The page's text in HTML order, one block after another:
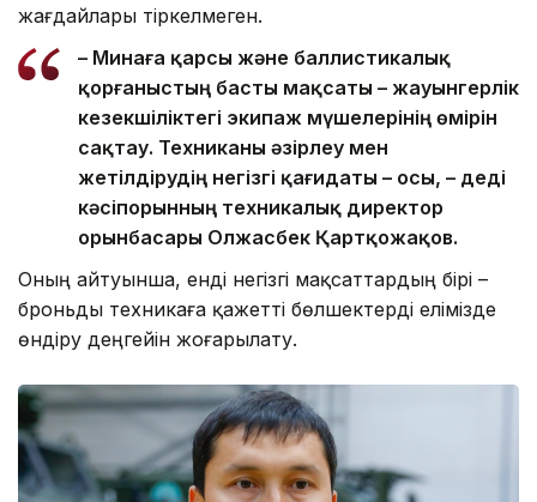
жағдайлары тіркелмеген.
– Минаға қарсы және баллистикалық
қорғаныстың басты мақсаты – жауынгерлік
кезекшіліктегі экипаж мүшелерінің өмірін
сақтау. Техниканы әзірлеу мен
жетілдірудің негізгі қағидаты – осы, – деді
кәсіпорынның техникалық директор
орынбасары Олжасбек Қартқожақов.
Оның айтуынша, енді негізгі мақсаттардың бірі –
броньды техникаға қажетті бөлшектерді елімізде
өндіру деңгейін жоғарылату.